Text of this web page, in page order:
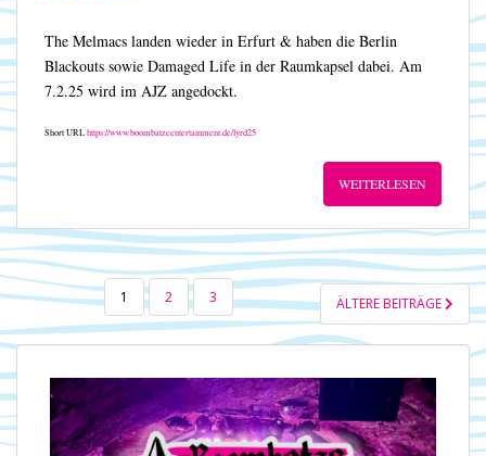
The Melmacs landen wieder in Erfurt & haben die Berlin
Blackouts sowie Damaged Life in der Raumkapsel dabei. Am
7.2.25 wird im AJZ angedockt.
Short URLhttps://www.boombatzeentertainment.de/lyrd25
WEITERLESEN
SEITENNUMMERIERUNG
DER
BEITRÄGE
1 2 3 ÄLTERE BEITRÄGE